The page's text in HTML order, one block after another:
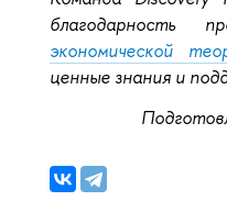
благодарность
экономической
ценные знания и